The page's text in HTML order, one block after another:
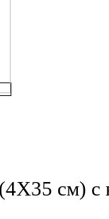
см) с